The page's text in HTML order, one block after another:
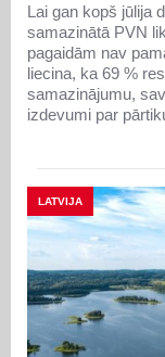
Lai gan kopš jūlija
samazinātā PVN
pagaidām nav
liecina, ka 69 %
samazinājumu,
izdevumi par
LATVIJA